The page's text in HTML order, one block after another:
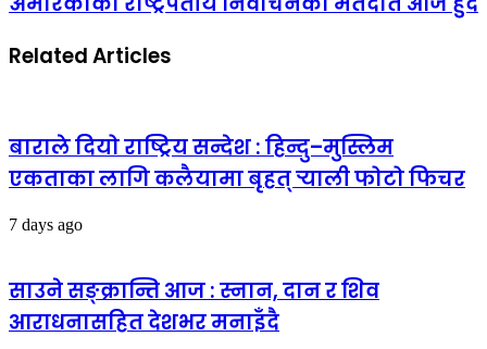
Related Articles
बाराले दियो राष्ट्रिय सन्देश : हिन्दु–मुस्लिम
एकताका लागि कलैयामा बृहत् र्‍याली फोटो फिचर
7 days ago
साउने सङ्क्रान्ति आज : स्नान, दान र शिव
आराधनासहित देशभर मनाइँदै